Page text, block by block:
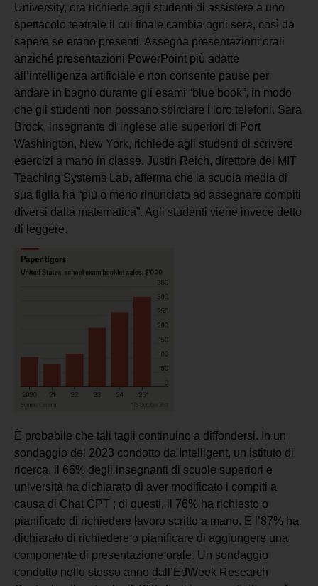
University, ora richiede agli studenti di assistere a uno
spettacolo teatrale il cui finale cambia ogni sera, così da
sapere se erano presenti. Assegna presentazioni orali
anziché presentazioni PowerPoint più adatte
all’intelligenza artificiale e non consente pause per
andare in bagno durante gli esami “blue book”, in modo
che gli studenti non possano sbirciare i loro telefoni. Sara
Brock, insegnante di inglese alle superiori di Port
Washington, New York, richiede agli studenti di scrivere
esercizi a mano in classe. Justin Reich, direttore del MIT
Teaching Systems Lab, afferma che la scuola media di
sua figlia ha “più o meno rinunciato ad assegnare compiti
diversi dalla matematica”. Agli studenti viene invece detto
di leggere.
È probabile che tali tagli continuino a diffondersi. In un
sondaggio del 2023 condotto da Intelligent, un istituto di
ricerca, il 66% degli insegnanti di scuole superiori e
università ha dichiarato di aver modificato i compiti a
causa di Chat GPT ; di questi, il 76% ha richiesto o
pianificato di richiedere lavoro scritto a mano. E l’87% ha
dichiarato di richiedere o pianificare di aggiungere una
componente di presentazione orale. Un sondaggio
condotto nello stesso anno dall’EdWeek Research